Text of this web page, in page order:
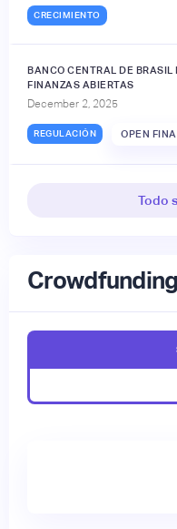
CRECIMIENTO
BANCO CENTRAL DE
FINANZAS ABIERTAS
December 2, 2025
REGULACIÓN OPEN
Todo